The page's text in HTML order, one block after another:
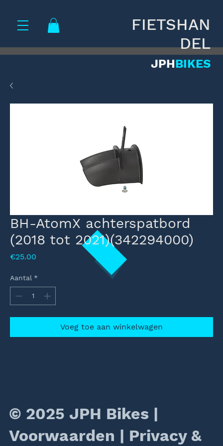
FIETSHAN
DEL
JPHBIKES
BH-AtomX achterspatbord
(2018 tot 2021)(342294000)
€25.00
Aantal *
Voeg toe aan winkelwagen
© 2025 JPH Bikes |
Voorwaarden | Privacy &